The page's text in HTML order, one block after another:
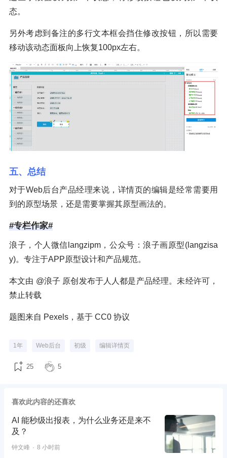
态。
另外考虑到备注的多行文本框会挡住修改按钮，所以需要
移动该动态面板向上恢复100px左右。
五、总结
对于Web后台产品经理来说，详情页的编辑是经常需要用
到的原型场景，还是需要掌握其原型画法的。
#专栏作家#
浪子，个人微信langzipm，公众号：浪子画原型(langzisa
y)。专注于APP原型设计和产品规范。
本文由 @浪子 原创发布于人人都是产品经理。未经许可，
禁止转载
题图来自 Pexels，基于 CC0 协议
1年 Web后台 初级 编辑详情页
25 5
喜欢此内容的还喜欢
AI 能秒级出报表，为什么业务还是来不
及？
钟文峰 8 小时前